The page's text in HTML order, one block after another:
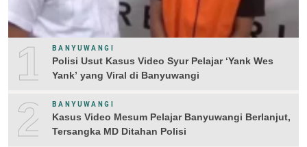
1 BANYUWANGI
Polisi Usut Kasus Video Syur Pelajar ‘Yank Wes
Yank’ yang Viral di Banyuwangi
2 BANYUWANGI
Kasus Video Mesum Pelajar Banyuwangi Berlanjut,
Tersangka MD Ditahan Polisi